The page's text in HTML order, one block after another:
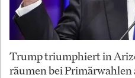
Trump triumphiert in
räumen bei Primärwahlen